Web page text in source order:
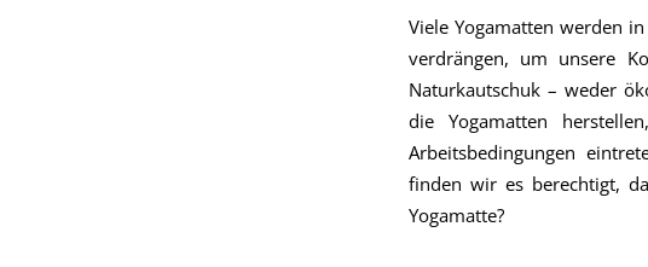
Viele Yogamatten werden
verdrängen, um unsere
Naturkautschuk – weder
die Yogamatten
Arbeitsbedingungen
finden wir es berechtigt,
Yogamatte?